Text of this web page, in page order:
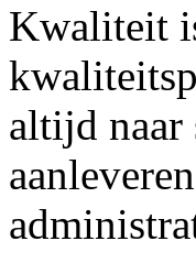
Kwaliteit
altijd naar